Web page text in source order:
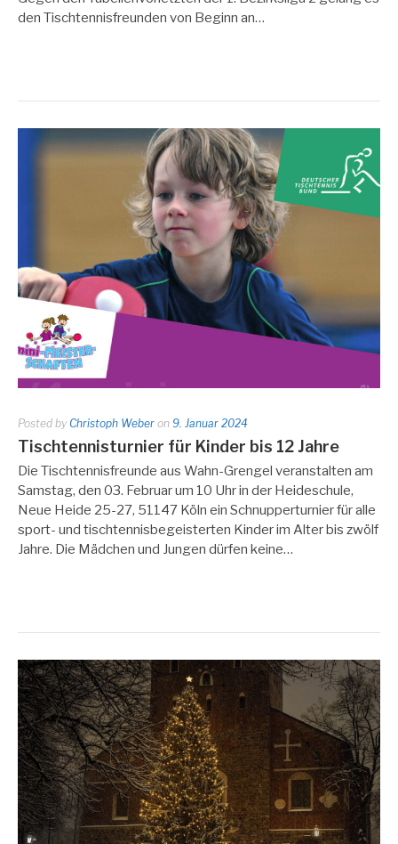
den Tischtennisfreunden von Beginn an…
Posted by Christoph Weber on 9. Januar 2024
Tischtennisturnier für Kinder bis 12 Jahre
Die Tischtennisfreunde aus Wahn-Grengel veranstalten am
Samstag, den 03. Februar um 10 Uhr in der Heideschule,
Neue Heide 25-27, 51147 Köln ein Schnupperturnier für alle
sport- und tischtennisbegeisterten Kinder im Alter bis zwölf
Jahre. Die Mädchen und Jungen dürfen keine…